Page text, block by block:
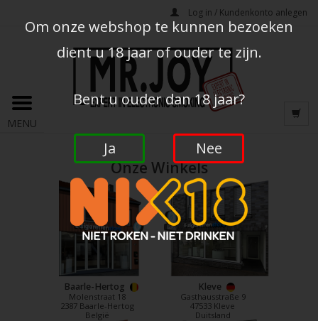
Log in / Kundenkonto anlegen
MENU
Onze Winkels
Baarle-Hertog
Molenstraat 18
2387 Baarle-Hertog
België
Kleve
Gasthausstraße 9
47533 Kleve
Duitsland
Om onze webshop te kunnen bezoeken
dient u 18 jaar of ouder te zijn.
Bent u ouder dan 18 jaar?
Ja Nee